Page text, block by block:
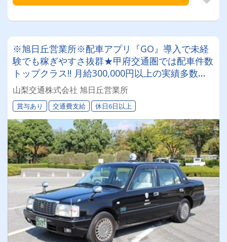
※旭日丘営業所※配車アプリ『GO』導入で未経
験でも稼ぎやすさ抜群★甲府交通圏では配車件数
トップクラス!! 月給300,000円以上の実績多数！
タクシードライバー挑戦してみませんか？
山梨交通株式会社 旭日丘営業所
賞与あり 交通費支給 休日6日以上